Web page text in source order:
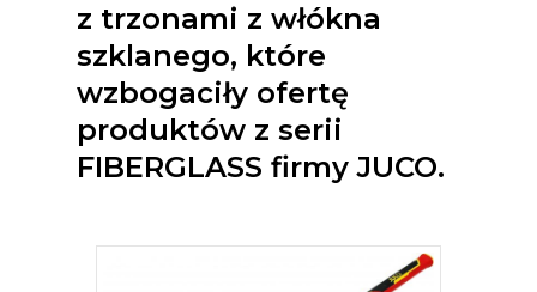
z trzonami z włókna
szklanego, które
wzbogaciły ofertę
produktów z serii
FIBERGLASS firmy JUCO.